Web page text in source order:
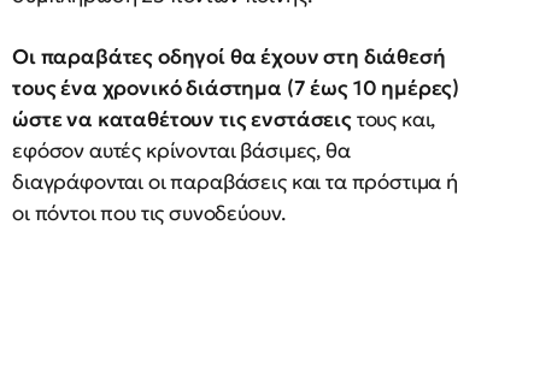
Οι παραβάτες οδηγοί θα έχουν στη διάθεσή
τους ένα χρονικό διάστημα (7 έως 10 ημέρες)
ώστε να καταθέτουν τις ενστάσειςτους και,
εφόσον αυτές κρίνονται βάσιμες, θα
διαγράφονται οι παραβάσεις και τα πρόστιμα ή
οι πόντοι που τις συνοδεύουν.